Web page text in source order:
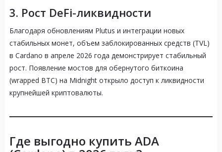
3. Рост DeFi-ликвидности
Благодаря обновлениям Plutus и интеграции новых
стабильных монет, объем заблокированных средств (TVL)
в Cardano в апреле 2026 года демонстрирует стабильный
рост. Появление мостов для обернутого биткоина
(wrapped BTC) на Midnight открыло доступ к ликвидности
крупнейшей криптовалюты.
Где выгодно купить ADA